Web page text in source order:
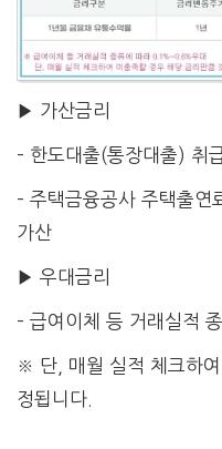
▶ 가산금리
– 한도대출(통장대출) 취
– 주택금융공사 주택출
가산
▶ 우대금리
– 급여이체 등 거래실적
※ 단, 매월 실적 체크하
정됩니다.